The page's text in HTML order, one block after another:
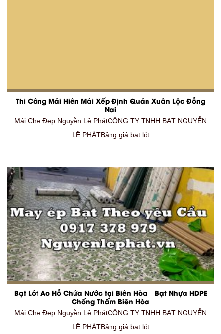
Thi Công Mái Hiên Mái Xếp Định Quán Xuân Lộc Đồng
Nai
Mái Che Đẹp Nguyễn Lê PhátCÔNG TY TNHH BẠT NGUYỄN
LÊ PHÁTBảng giá bạt lót
Bạt Lót Ao Hồ Chứa Nước tại Biên Hòa – Bạt Nhựa HDPE
Chống Thấm Biên Hòa
Mái Che Đẹp Nguyễn Lê PhátCÔNG TY TNHH BẠT NGUYỄN
LÊ PHÁTBảng giá bạt lót